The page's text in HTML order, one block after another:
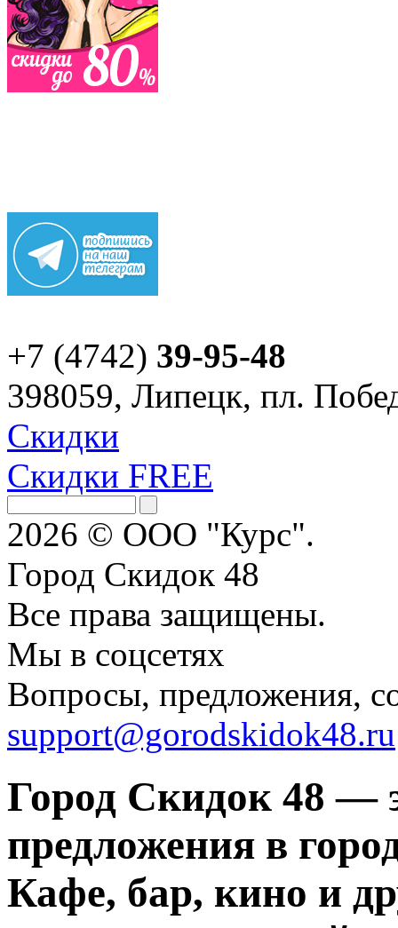
+7 (4742) 39-95-48
398059, Липецк, пл.
Скидки
Скидки FREE
2026 © ООО "Курс".
Город Скидок 48
Все права защищены.
Мы в соцсетях
Вопросы, предложения,
support@gorodskidok48.ru
Город Скидок 48 —
предложения в
Кафе, бар, кино и